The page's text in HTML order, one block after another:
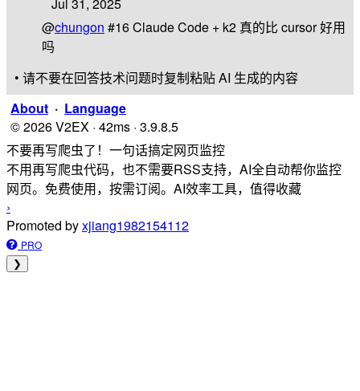
@chungon #16 Claude Code + k2 真的比 cursor 好用
吗
• 请不要在回答技术问题时复制粘贴 AI 生成的内容
About · Language
© 2026 V2EX · 42ms · 3.9.8.5
不要再写爬虫了！一句话搞定网页监控
不用再写爬虫代码，也不需要RSS支持，AI全自动帮你监控
网页。免费使用，按需订阅。AI效率工具，值得收藏
›
Promoted byxjiang1982154112
PRO
❯